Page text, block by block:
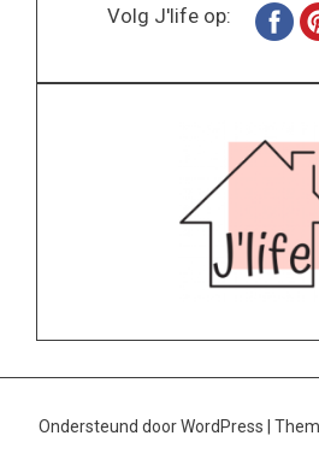
Volg J'life op:
Ondersteund door WordPress